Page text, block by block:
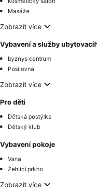
Masáže
Zobrazít více
Vybavení a služby
byznys centrum
Posilovna
Zobrazít více
Pro děti
Dětská postýlka
Dětský klub
Vybavení pokoje
Vana
Žehlící prkno
Zobrazít více